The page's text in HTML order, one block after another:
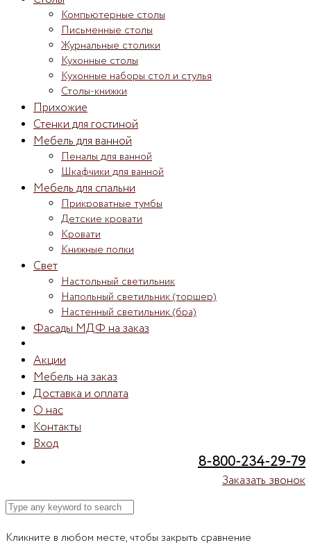
Компьютерные столы
Письменные столы
Журнальные столики
Кухонные столы
Кухонные наборы стол и стулья
Столы-книжки
Прихожие
Стенки для гостиной
Мебель для ванной
Пеналы для ванной
Шкафчики для ванной
Мебель для спальни
Прикроватные тумбы
Детские кровати
Кровати
Книжные полки
Свет
Настольный светильник
Напольный светильник (торшер)
Настенный светильник (бра)
Фасады МДФ на заказ
Акции
Мебель на заказ
Доставка и оплата
О нас
Контакты
Вход
8-800-234-29-79
Заказать звонок
Кликните в любом месте, чтобы закрыть сравнение